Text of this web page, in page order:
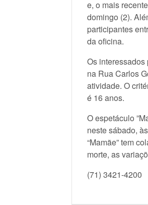
e, o mais
domingo (2).
participantes
da oficina.
Os
na Rua Carlos
atividade. O
é 16 anos.
O espetáculo
neste sábado,
“Mamãe” tem
morte, as
(71) 3421-4200